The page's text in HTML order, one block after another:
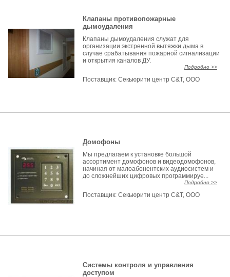
Клапаны противопожарные
дымоудаления
Клапаны дымоудаления служат для
организации экстренной вытяжки дыма в
случае срабатывания пожарной сигнализации
и открытия каналов ДУ.
Подробно >>
Поставщик:Секьюрити центр С&Т, ООО
Домофоны
Мы предлагаем к установке большой
ассортимент домофонов и видеодомофонов,
начиная от малоабонентских аудиосистем и
до сложнейших цифровых программируе...
Подробно >>
Поставщик:Секьюрити центр С&Т, ООО
Системы контроля и управления
доступом